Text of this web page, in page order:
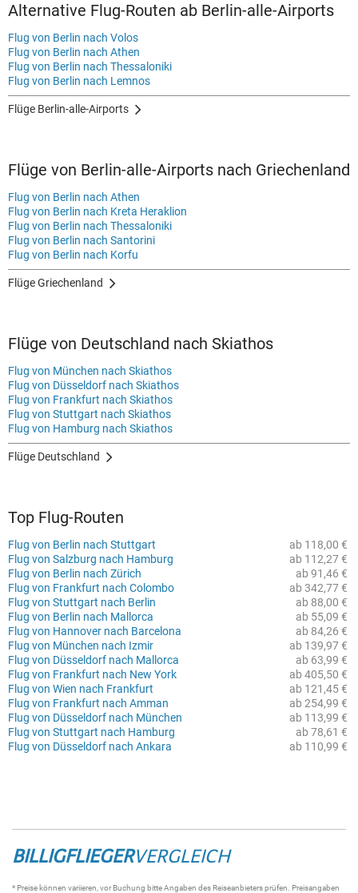
Alternative Flug-Routen ab Berlin-alle-Airports
Flug von Berlin nach Volos
Flug von Berlin nach Athen
Flug von Berlin nach Thessaloniki
Flug von Berlin nach Lemnos
Flüge Berlin-alle-Airports
Flüge von Berlin-alle-Airports nach Griechenland
Flug von Berlin nach Athen
Flug von Berlin nach Kreta Heraklion
Flug von Berlin nach Thessaloniki
Flug von Berlin nach Santorini
Flug von Berlin nach Korfu
Flüge Griechenland
Flüge von Deutschland nach Skiathos
Flug von München nach Skiathos
Flug von Düsseldorf nach Skiathos
Flug von Frankfurt nach Skiathos
Flug von Stuttgart nach Skiathos
Flug von Hamburg nach Skiathos
Flüge Deutschland
Top Flug-Routen
ab 118,00 €
Flug von Berlin nach Stuttgart
ab 112,27 €
Flug von Salzburg nach Hamburg
ab 91,46 €
Flug von Berlin nach Zürich
ab 342,77 €
Flug von Frankfurt nach Colombo
ab 88,00 €
Flug von Stuttgart nach Berlin
ab 55,09 €
Flug von Berlin nach Mallorca
ab 84,26 €
Flug von Hannover nach Barcelona
ab 139,97 €
Flug von München nach Izmir
ab 63,99 €
Flug von Düsseldorf nach Mallorca
ab 405,50 €
Flug von Frankfurt nach New York
ab 121,45 €
Flug von Wien nach Frankfurt
ab 254,99 €
Flug von Frankfurt nach Amman
ab 113,99 €
Flug von Düsseldorf nach München
ab 78,61 €
Flug von Stuttgart nach Hamburg
ab 110,99 €
Flug von Düsseldorf nach Ankara
BILLIGFLIEGERVERGLEICH
* Preise können variieren, vor Buchung bitte Angaben des Reiseanbieters prüfen. Preisangaben